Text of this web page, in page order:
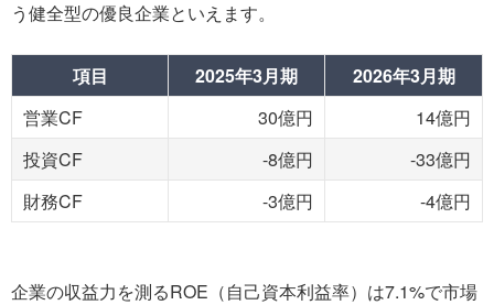
う健全型の優良企業といえます。
項目 2025年3月期
2026年3月期
営業CF
30億円
14億円
投資CF
-8億円
-33億円
財務CF
-3億円 -4億円
企業の収益力を測るROE（自己資本利益率）は7.1%で市場